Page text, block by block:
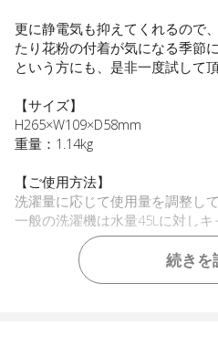
更に静電気も抑えてくれるので
たり花粉の付着が気になる季節
という方にも、是非一度試して
【サイズ】
H265×W109×D58mm
重量：1.14kg
【ご使用方法】
洗濯量に応じて使用量を調整して
一般の洗濯機は水量45Lに対し
多い場合は、キャップ1杯半。
ドラム式洗濯機の場合は量を減
続きを